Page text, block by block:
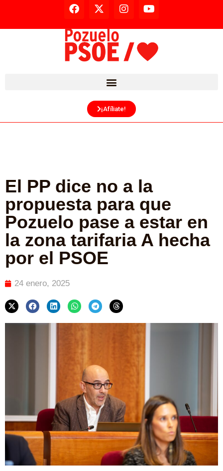
¡Afíliate!
El PP dice no a la
propuesta para que
Pozuelo pase a estar en
la zona tarifaria A hecha
por el PSOE
24 enero, 2025